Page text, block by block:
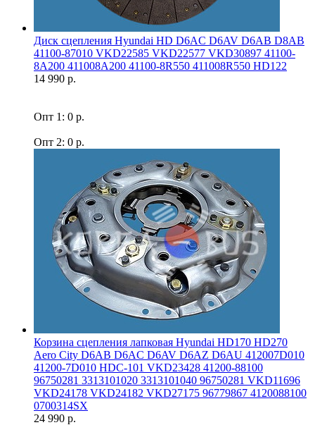
Диск сцепления Hyundai HD D6AC D6AV D6AB D8AB
41100-87010 VKD22585 VKD22577 VKD30897 41100-
8A200 411008A200 41100-8R550 411008R550 HD122
14 990 р.
Опт 1: 0 р.
Опт 2: 0 р.
Корзина сцепления лапковая Hyundai HD170 HD270
Aero Сity D6AB D6AC D6AV D6AZ D6AU 412007D010
41200-7D010 HDC-101 VKD23428 41200-88100
96750281 3313101020 3313101040 96750281 VKD11696
VKD24178 VKD24182 VKD27175 96779867 4120088100
0700314SX
24 990 р.